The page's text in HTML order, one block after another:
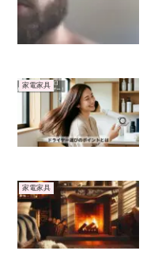
家電家具
家電家具